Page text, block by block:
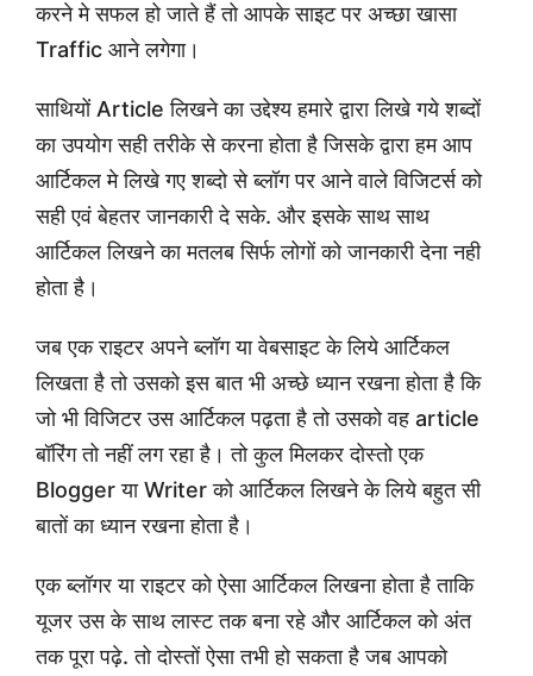
करने मे सफल हो जाते हैं तो आपके साइट पर अच्छा खासा
Traffic आने लगेगा।
साथियों Article लिखने का उद्देश्य हमारे द्वारा लिखे गये शब्दों
का उपयोग सही तरीके से करना होता है जिसके द्वारा हम आप
आर्टिकल मे लिखे गए शब्दो से ब्लॉग पर आने वाले विजिटर्स को
सही एवं बेहतर जानकारी दे सके. और इसके साथ साथ
आर्टिकल लिखने का मतलब सिर्फ लोगों को जानकारी देना नही
होता है।
जब एक राइटर अपने ब्लॉग या वेबसाइट के लिये आर्टिकल
लिखता है तो उसको इस बात भी अच्छे ध्यान रखना होता है कि
जो भी विजिटर उस आर्टिकल पढ़ता है तो उसको वह article
बॉरिंग तो नहीं लग रहा है। तो कुल मिलकर दोस्तो एक
Blogger या Writer को आर्टिकल लिखने के लिये बहुत सी
बातों का ध्यान रखना होता है।
एक ब्लॉगर या राइटर को ऐसा आर्टिकल लिखना होता है ताकि
यूजर उस के साथ लास्ट तक बना रहे और आर्टिकल को अंत
तक पूरा पढ़े. तो दोस्तों ऐसा तभी हो सकता है जब आपको